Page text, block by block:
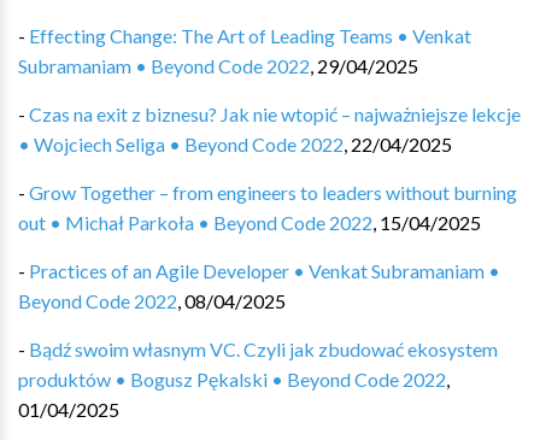
- Effecting Change: The Art of Leading Teams • Venkat
Subramaniam • Beyond Code 2022, 29/04/2025
- Czas na exit z biznesu? Jak nie wtopić – najważniejsze lekcje
• Wojciech Seliga • Beyond Code 2022, 22/04/2025
- Grow Together – from engineers to leaders without burning
out • Michał Parkoła • Beyond Code 2022, 15/04/2025
- Practices of an Agile Developer • Venkat Subramaniam •
Beyond Code 2022,08/04/2025
- Bądź swoim własnym VC. Czyli jak zbudować ekosystem
produktów • Bogusz Pękalski • Beyond Code 2022,
01/04/2025